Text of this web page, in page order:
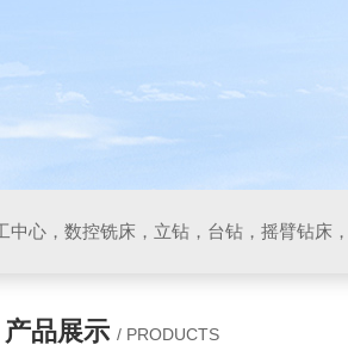
产品展示 / PRODUCTS